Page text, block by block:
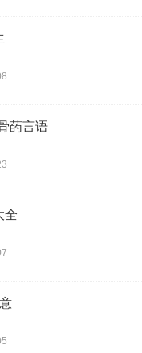
菂言语
全